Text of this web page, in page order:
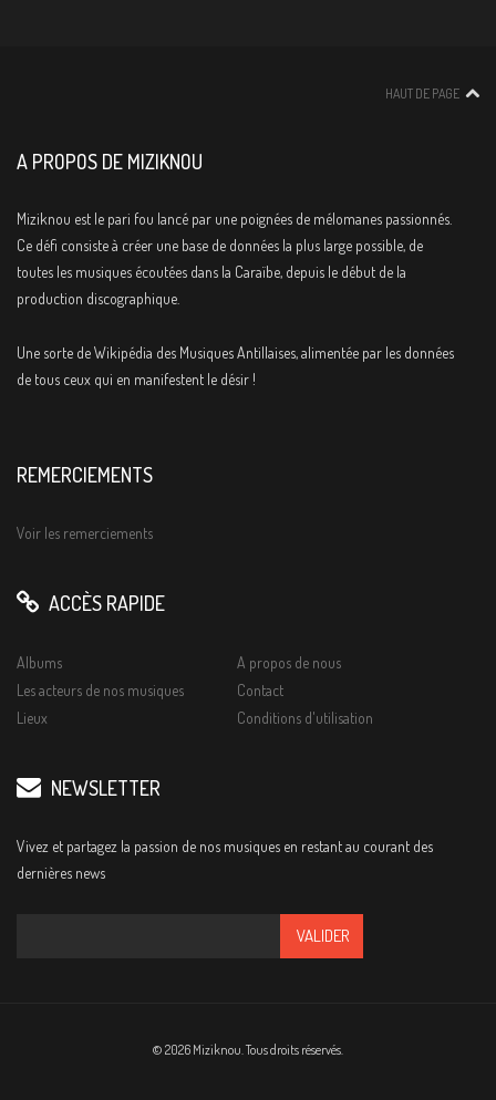
HAUT DE PAGE
A PROPOS DE MIZIKNOU
Miziknou est le pari fou lancé par une poignées de mélomanes passionnés.
Ce défi consiste à créer une base de données la plus large possible, de
toutes les musiques écoutées dans la Caraïbe, depuis le début de la
production discographique.
Une sorte de Wikipédia des Musiques Antillaises, alimentée par les données
de tous ceux qui en manifestent le désir !
REMERCIEMENTS
Voir les remerciements
ACCÈS RAPIDE
Albums
Les acteurs de nos musiques
Lieux
A propos de nous
Contact
Conditions d'utilisation
NEWSLETTER
Vivez et partagez la passion de nos musiques en restant au courant des
dernières news
© 2026 Miziknou. Tous droits réservés.